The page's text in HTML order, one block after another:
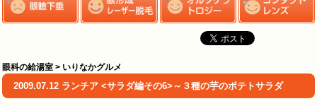
眼科の給湯室 > いりなかグルメ
2009.07.12 ランチア <サラダ編その6>～３種の芋のポテトサラダ